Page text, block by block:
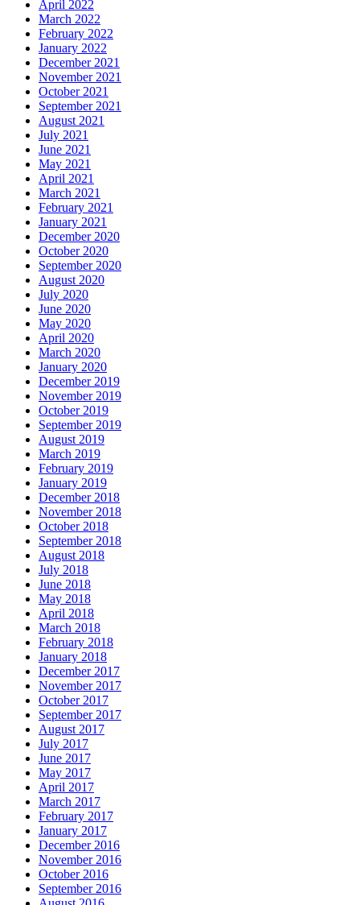
April 2022
March 2022
February 2022
January 2022
December 2021
November 2021
October 2021
September 2021
August 2021
July 2021
June 2021
May 2021
April 2021
March 2021
February 2021
January 2021
December 2020
October 2020
September 2020
August 2020
July 2020
June 2020
May 2020
April 2020
March 2020
January 2020
December 2019
November 2019
October 2019
September 2019
August 2019
March 2019
February 2019
January 2019
December 2018
November 2018
October 2018
September 2018
August 2018
July 2018
June 2018
May 2018
April 2018
March 2018
February 2018
January 2018
December 2017
November 2017
October 2017
September 2017
August 2017
July 2017
June 2017
May 2017
April 2017
March 2017
February 2017
January 2017
December 2016
November 2016
October 2016
September 2016